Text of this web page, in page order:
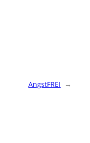
AngstFREI →